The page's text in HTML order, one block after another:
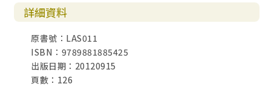
第九章：以色列國
以色列復國的神學涵義
猶太人審慎回應
遵行上帝的話語
詳細資料
原書號：LAS011
ISBN：9789881885425
出版日期：20120915
頁數：126